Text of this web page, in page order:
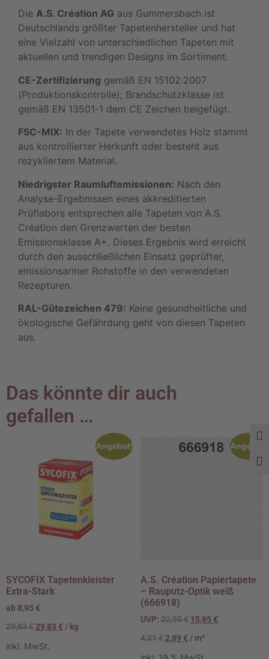
Die A.S. Création AG aus Gummersbach ist
Deutschlands größter Tapetenhersteller und hat
eine Vielzahl von unterschiedlichen Tapeten mit
aktuellen und trendigen Designs im Sortiment.
CE-Zertifizierung gemäß EN 15102:2007
(Produktionskontrolle); Brandschutzklasse ist
gemäß EN 13501-1 dem CE Zeichen beigefügt.
FSC-MIX: In der Tapete verwendetes Holz stammt
aus kontrollierter Herkunft oder besteht aus
rezykliertem Material.
Niedrigster Raumluftemissionen: Nach den
Analyse-Ergebnissen eines akkreditierten
Prüflabors entsprechen alle Tapeten von A.S.
Création den Grenzwerten der besten
Emissionsklasse A+. Dieses Ergebnis wird erreicht
durch den ausschließlichen Einsatz geprüfter,
emissionsarmer Rohstoffe in den verwendeten
Rezepturen.
RAL-Gütezeichen 479: Keine gesundheitliche und
ökologische Gefährdung geht von diesen Tapeten
aus.
Das könnte dir auch
gefallen …
Angebot!
SYCOFIX Tapetenkleister
Extra-Stark
ab 8,95 €
29,83€29,83 € / kg
inkl. MwSt.
Angebot!
A.S. Création Papiertapete
– Rauputz-Optik weiß
(666918)
UVP: 22,95€ 15,95€
4,31€2,99 € / m²